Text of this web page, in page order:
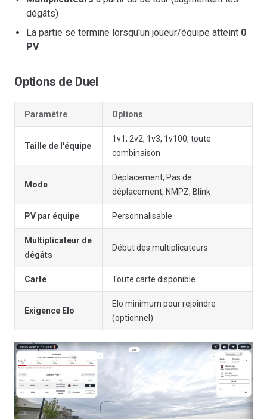
dégâts)
La partie se termine lorsqu'un joueur/équipe atteint 0
PV
Options de Duel
Paramètre Options
Taille de l'équipe
1v1, 2v2, 1v3, 1v100, toute
combinaison
Mode
Déplacement, Pas de
déplacement, NMPZ, Blink
PV par équipe Personnalisable
Multiplicateur de
dégâts
Début des multiplicateurs
Carte Toute carte disponible
Exigence Elo
Elo minimum pour rejoindre
(optionnel)